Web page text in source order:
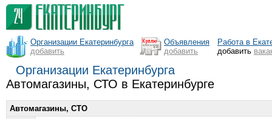
Организации Екатеринбурга
добавить
Объявления
добавить
Работа в
добавить
Организации Екатеринбурга
Автомагазины, СТО в Екатеринбурге
Автомагазины, СТО